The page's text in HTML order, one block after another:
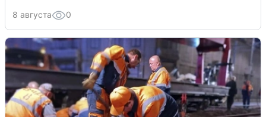
8 августа 0